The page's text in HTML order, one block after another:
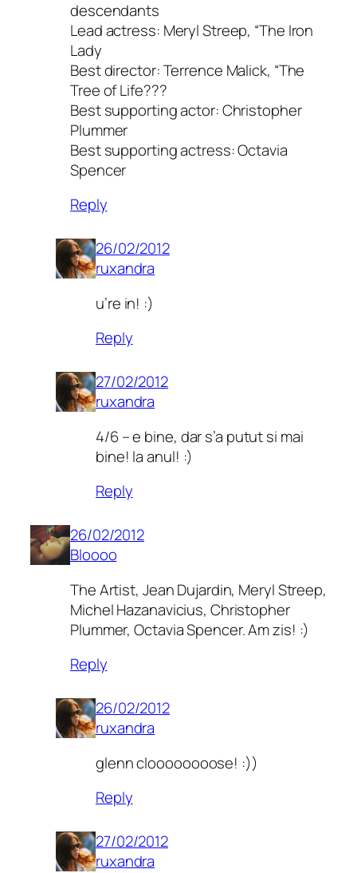
descendants
Lead actress: Meryl Streep, “The Iron
Lady
Best director: Terrence Malick, “The
Tree of Life???
Best supporting actor: Christopher
Plummer
Best supporting actress: Octavia
Spencer
Reply
26/02/2012
ruxandra
u’re in! :)
Reply
27/02/2012
ruxandra
4/6 – e bine, dar s’a putut si mai
bine! la anul! :)
Reply
26/02/2012
Bloooo
The Artist, Jean Dujardin, Meryl Streep,
Michel Hazanavicius, Christopher
Plummer, Octavia Spencer. Am zis! :)
Reply
26/02/2012
ruxandra
glenn cloooooooose! :))
Reply
27/02/2012
ruxandra